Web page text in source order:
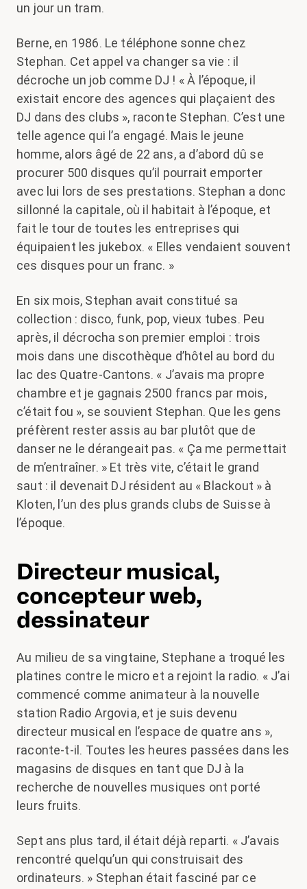
un jour un tram.
Berne, en 1986. Le téléphone sonne chez
Stephan. Cet appel va changer sa vie : il
décroche un job comme DJ ! « À l’époque, il
existait encore des agences qui plaçaient des
DJ dans des clubs », raconte Stephan. C’est une
telle agence qui l’a engagé. Mais le jeune
homme, alors âgé de 22 ans, a d’abord dû se
procurer 500 disques qu’il pourrait emporter
avec lui lors de ses prestations. Stephan a donc
sillonné la capitale, où il habitait à l’époque, et
fait le tour de toutes les entreprises qui
équipaient les jukebox. « Elles vendaient souvent
ces disques pour un franc. »
En six mois, Stephan avait constitué sa
collection : disco, funk, pop, vieux tubes. Peu
après, il décrocha son premier emploi : trois
mois dans une discothèque d’hôtel au bord du
lac des Quatre-Cantons. « J’avais ma propre
chambre et je gagnais 2500 francs par mois,
c’était fou », se souvient Stephan. Que les gens
préfèrent rester assis au bar plutôt que de
danser ne le dérangeait pas. « Ça me permettait
de m’entraîner. » Et très vite, c’était le grand
saut : il devenait DJ résident au « Blackout » à
Kloten, l’un des plus grands clubs de Suisse à
l’époque.
Directeur musical,
concepteur web,
dessinateur
Au milieu de sa vingtaine, Stephane a troqué les
platines contre le micro et a rejoint la radio. « J’ai
commencé comme animateur à la nouvelle
station Radio Argovia, et je suis devenu
directeur musical en l’espace de quatre ans »,
raconte-t-il. Toutes les heures passées dans les
magasins de disques en tant que DJ à la
recherche de nouvelles musiques ont porté
leurs fruits.
Sept ans plus tard, il était déjà reparti. « J’avais
rencontré quelqu’un qui construisait des
ordinateurs. » Stephan était fasciné par ce